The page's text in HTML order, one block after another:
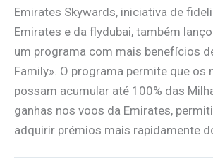
Emirates Skywards, iniciativa de
Emirates e da flydubai, também
um programa com mais benefícios
Family». O programa permite que os
possam acumular até 100% das
ganhas nos voos da Emirates,
adquirir prémios mais rapidamente